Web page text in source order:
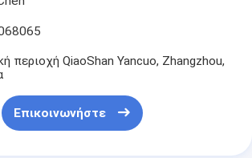
περιοχή QiaoShan Yancuo, Zhangzhou,
Επικοινωνήστε